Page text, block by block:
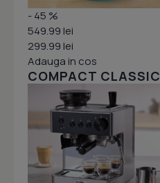
- 45 %
549.99 lei
299.99 lei
Adauga in cos
COMPACT CLASSIC